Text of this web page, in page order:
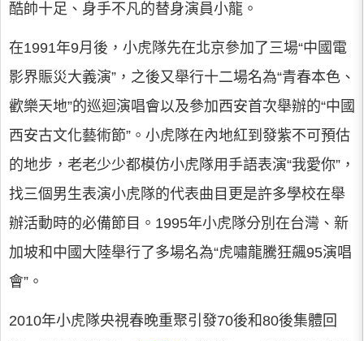
酷帥十足、身手不凡的替身演員小龍。
在1991年9月後，小虎隊先在北京參加了三場“中國電
影界賑災大義演”，之後又舉行十二場名為“青春本色、
歡樂天地”的巡迴演唱會以及參加西安首次舉辦的“中國
西安古文化藝術節”。小虎隊在內地紅到發紫不可預估
的地步，老老少少都模仿小虎隊用手語表演“我愛你”，
找三個男生表演小虎隊的代表曲目更是許多學校在舉
辦活動時的必備節目。1995年小虎隊分別在台灣、新
加坡和中國大陸舉行了多場名為“虎嘯龍騰狂飆95演唱
會”。
2010年小虎隊央視春晚重聚引發70後和80後集體回